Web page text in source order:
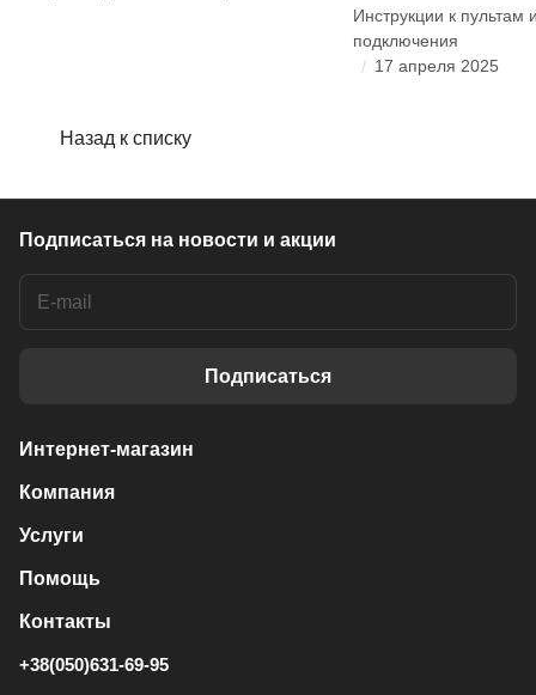
Инструкции к пультам
подключения
/ 17 апреля 2025
Назад к списку
Подписаться на новости и акции
Подписаться
Интернет-магазин
Компания
Услуги
Помощь
Контакты
+38(050)631-69-95